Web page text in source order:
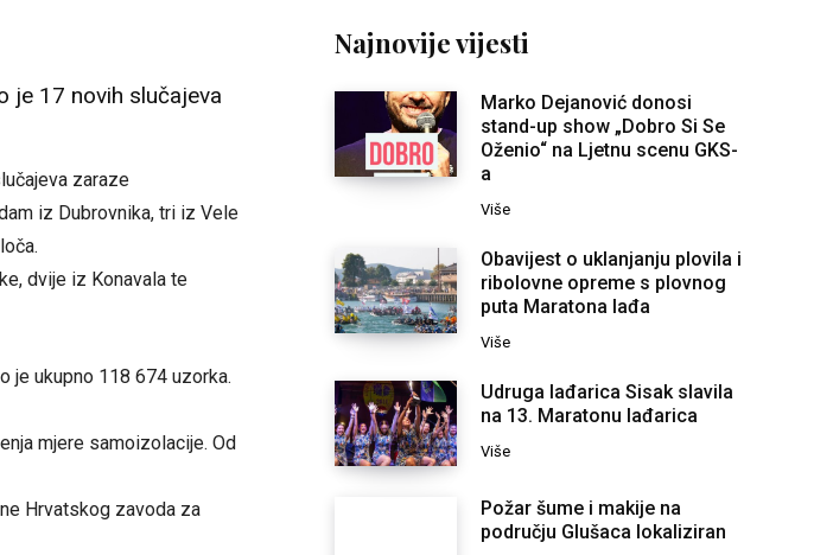
je 17 novih slučajeva
zaraze
iz Dubrovnika, tri iz Vele
dvije iz Konavala te
je ukupno 118 674 uzorka.
mjere samoizolacije. Od
Hrvatskog zavoda za
Najnovije vijesti
Marko Dejanović donosi
stand-up show „Dobro Si Se
Oženio“ na Ljetnu scenu GKS-
a
Više
Obavijest o uklanjanju plovila i
ribolovne opreme s plovnog
puta Maratona lađa
Više
Udruga lađarica Sisak slavila
na 13. Maratonu lađarica
Više
Požar šume i makije na
području Glušaca lokaliziran